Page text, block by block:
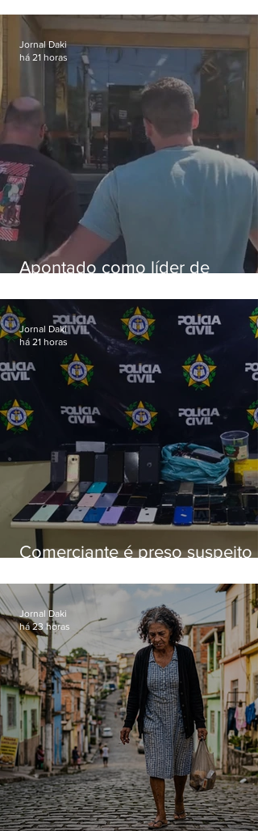
aves
Apontado como líder de
aposentados é preso
Jornal Daki
há 21 horas
Comerciante é preso suspeito
loja
Jornal Daki
há 21 horas
Jornal Daki
há 23 horas